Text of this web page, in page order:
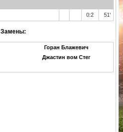
0:2 51'
Замены:
Горан Блажевич
Джастин вом Стег